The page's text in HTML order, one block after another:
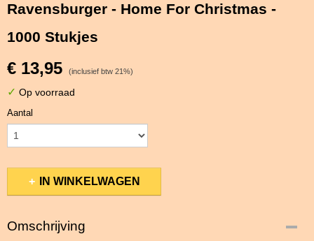
Ravensburger - Home For Christmas -
1000 Stukjes
€ 13,95 (inclusief btw 21%)
✓ Op voorraad
Aantal
IN WINKELWAGEN
Omschrijving